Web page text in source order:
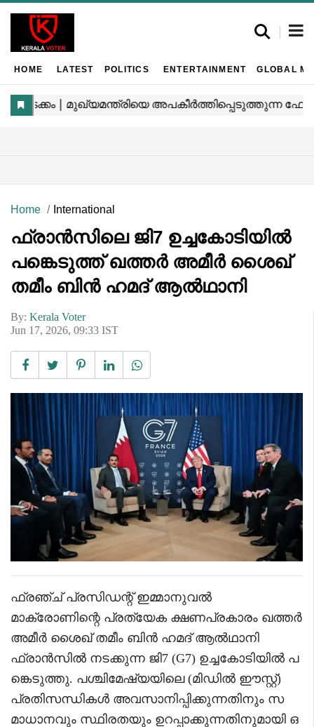
HOME LATEST POLITICS ENTERTAINMENT GLOBAL
Home International
ഫ്രാൻസിലെ ജി7 ഉച്ചകോടിയിൽ
പങ്കെടുത്ത് ഖത്തർ അമീർ ശൈഖ്
തമീം ബിൻ ഹമദ് ആൽഥാനി
By: Kerala Voter
Jun 17, 2026, 09:33 IST
ഫ്രഞ്ച് പ്രസിഡന്റ് ഇമ്മാനുവൽ
മാക്രോണിന്റെ പ്രത്യേക ക്ഷണപ്രകാരം ഖത്തർ
അമീർ ശൈഖ് തമീം ബിൻ ഹമദ് ആൽഥാനി
ഫ്രാൻസിൽ നടക്കുന്ന ജി7 (G7) ഉച്ചകോടിയിൽ പ
ങ്കെടുത്തു. പശ്ചിമേഷ്യയിലെ (മിഡിൽ ഈസ്റ്റ്)
പ്രതിസന്ധികൾ അവസാനിപ്പിക്കുന്നതിനും സ
മാധാനവും സ്ഥിരതയും ഉറപ്പാക്കുന്നതിനുമായി ഒ